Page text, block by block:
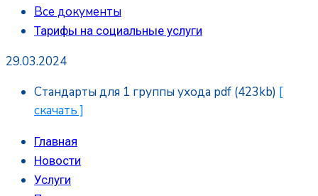
Все документы
Тарифы на социальные услуги
29.03.2024
Стандарты для 1 группы ухода pdf (423kb) [
скачать ]
Главная
Новости
Услуги